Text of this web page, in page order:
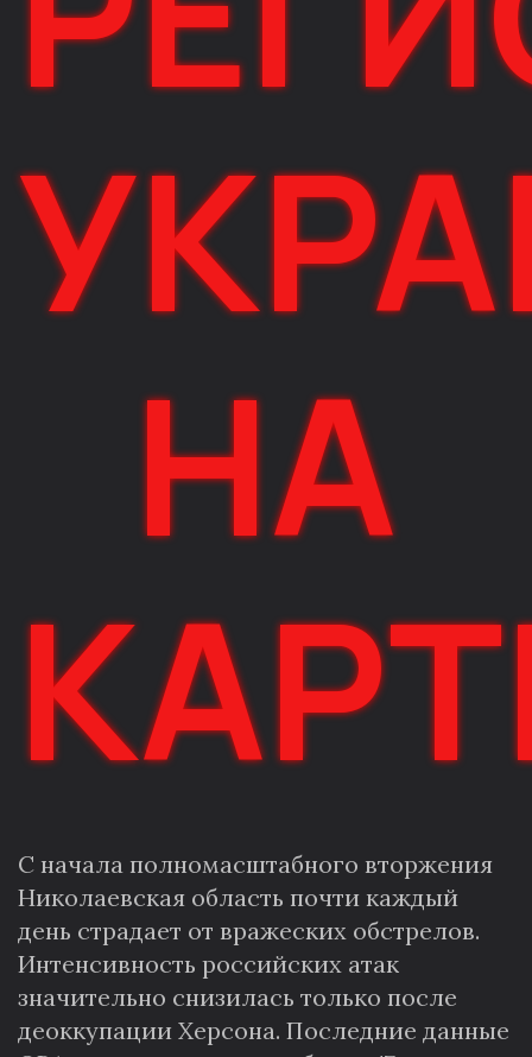
НА
С начала полномасштабного вторжения
Николаевская область почти каждый
день страдает от вражеских обстрелов.
Интенсивность российских атак
значительно снизилась только после
деоккупации Херсона. Последние данные